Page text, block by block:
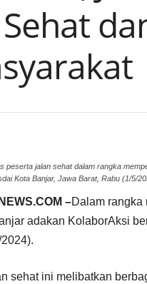
peserta jalan sehat dalam rangka
Kota Banjar, Jawa Barat, Rabu (1/5/
–Dalam rangka
adakan KolaborAksi
sehat ini melibatkan